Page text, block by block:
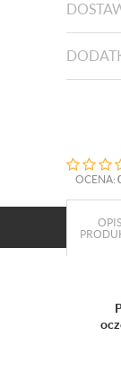
OCENA:
OPIS